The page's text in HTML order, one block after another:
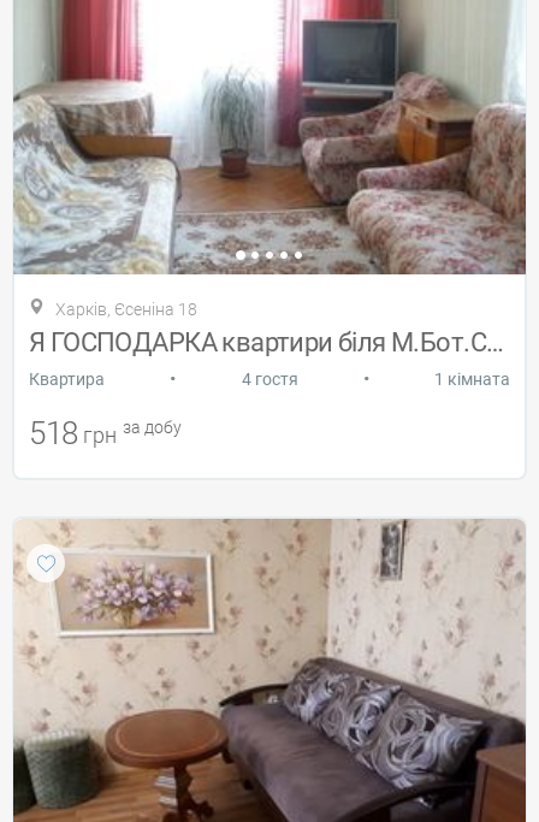
Харків, Єсеніна 18
Я ГОСПОДАРКА квартири біля М.Бот.Сад
Квартира • 4 гостя • 1 кімната
518 грн за добу